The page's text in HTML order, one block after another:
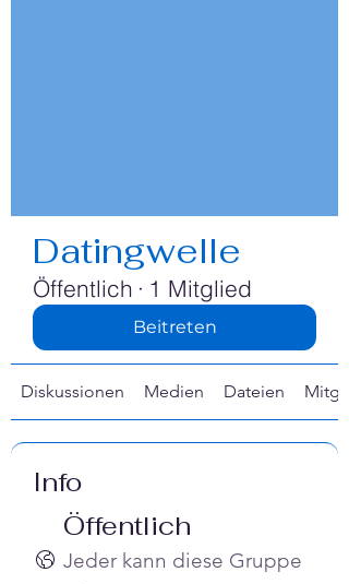
Datingwelle
Öffentlich · 1 Mitglied
Beitreten
Diskussionen Medien Dateien
Info
Öffentlich
Jeder kann diese Gruppe